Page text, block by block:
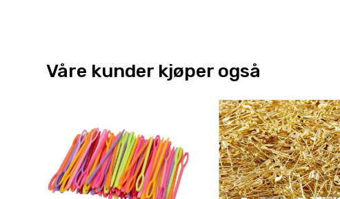
Våre kunder kjøper også